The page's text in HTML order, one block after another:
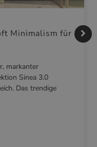
Minimalism für
markanter
Sinea 3.0
Das trendige